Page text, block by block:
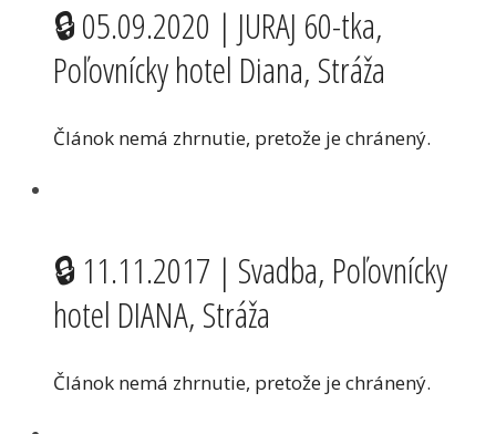
🔒 05.09.2020 | JURAJ 60-tka,
Poľovnícky hotel Diana, Stráža
Článok nemá zhrnutie, pretože je chránený.
🔒 11.11.2017 | Svadba, Poľovnícky
hotel DIANA, Stráža
Článok nemá zhrnutie, pretože je chránený.